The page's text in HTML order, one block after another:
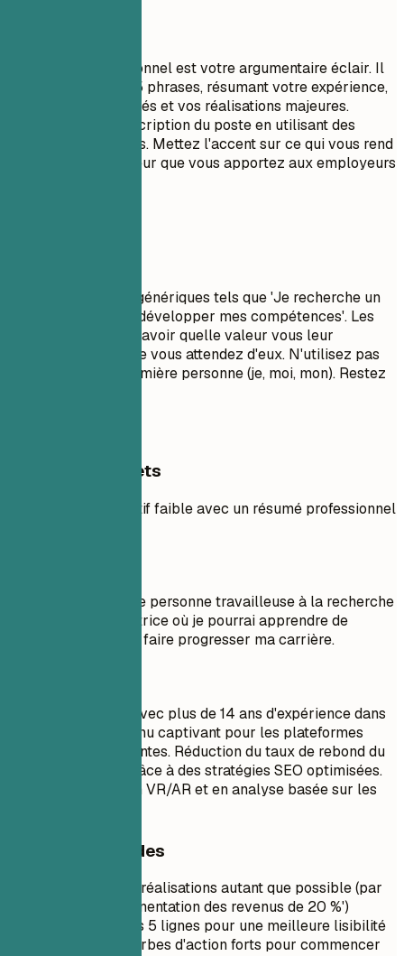
Un résumé professionnel est votre argumentaire éclair. Il
doit comporter 3 à 5 phrases, résumant votre expérience,
vos compétences clés et vos réalisations majeures.
Adaptez-le à la description du poste en utilisant des
mots-clés pertinents. Mettez l'accent sur ce qui vous rend
unique et sur la valeur que vous apportez aux employeurs
Évitez les objectifs génériques tels que 'Je recherche un
rôle stimulant pour développer mes compétences'. Les
recruteurs veulent savoir quelle valeur vous leur
apportez, pas ce que vous attendez d'eux. N'utilisez pas
de pronoms à la première personne (je, moi, mon). Restez
Exemples concrets
Comparez un objectif faible avec un résumé professionnel
Objectif : Je suis une personne travailleuse à la recherche
d'un poste de rédactrice où je pourrai apprendre de
nouvelles choses et faire progresser ma carrière.
Rédactrice Senior avec plus de 14 ans d'expérience dans
la création de contenu captivant pour les plateformes
numériques émergentes. Réduction du taux de rebond du
site web de 30 % grâce à des stratégies SEO optimisées.
Experte en narration VR/AR et en analyse basée sur les
Conseils rapides
Quantifiez vos réalisations autant que possible (par
exemple, 'Augmentation des revenus de 20 %')
Gardez-le sous 5 lignes pour une meilleure lisibilité
Utilisez des verbes d'action forts pour commencer